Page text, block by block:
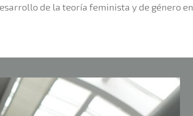
de la teoría feminista y de género en